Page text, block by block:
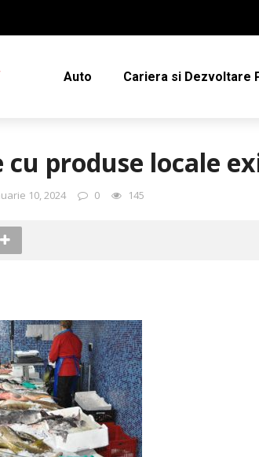
Auto Cariera si Dezvoltare
cu produse locale
10, 2024 0 145